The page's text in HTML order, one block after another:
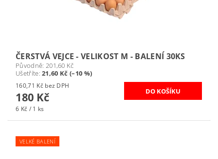
ČERSTVÁ VEJCE - VELIKOST M - BALENÍ 30KS
Původně: 201,60 Kč
Ušetříte:21,60 Kč (–10 %)
160,71 Kč bez DPH
180 Kč
6 Kč / 1 ks
VELKÉ BALENÍ